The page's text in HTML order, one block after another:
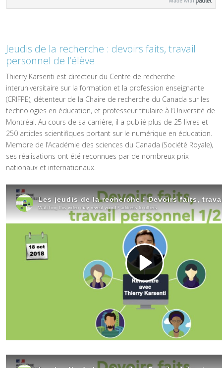
Jeudis de la recherche : devoirs faits, travail
personnel de l’élève
Thierry Karsenti est directeur du Centre de recherche
interuniversitaire sur la formation et la profession enseignante
(CRIFPE), détenteur de la Chaire de recherche du Canada sur les
technologies en éducation, et professeur titulaire à l’Université de
Montréal. Au cours de sa carrière, il a publié plus de 25 livres et
250 articles scientifiques portant sur le numérique en éducation.
Membre de l’Académie des sciences du Canada (Société Royale),
ses réalisations ont été reconnues par de nombreux prix
nationaux et internationaux.